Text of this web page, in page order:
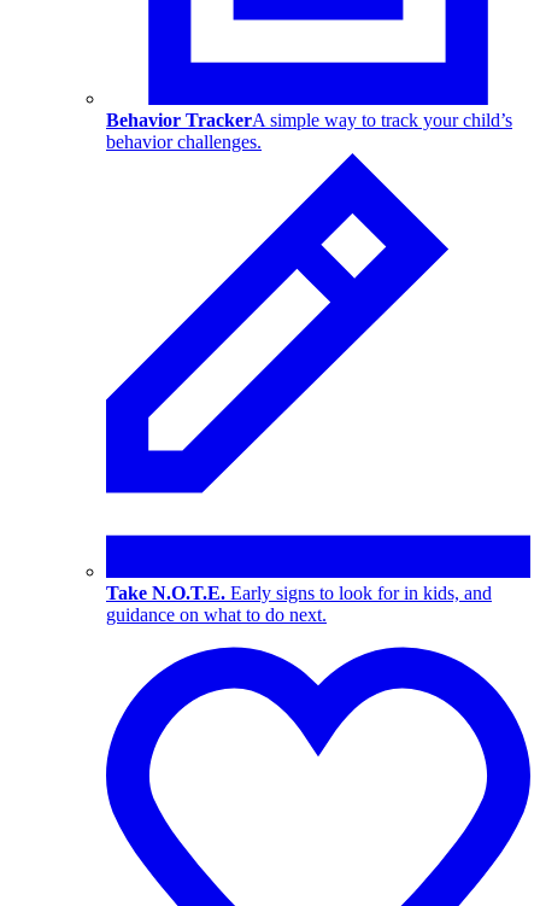
Behavior TrackerA simple way to track your child’s
behavior challenges.
Take N.O.T.E. Early signs to look for in kids, and
guidance on what to do next.